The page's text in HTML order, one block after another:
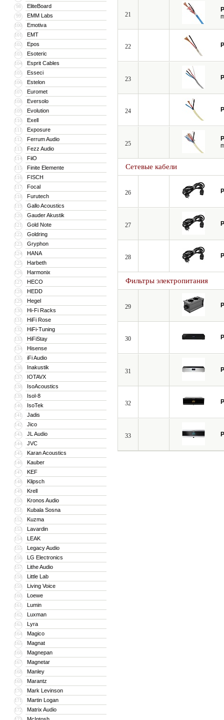
98 EliteBoard
99 EMM Labs
100 Emotiva
101 EMT
102 Epos
103 Esoteric
104 Esprit Cables
105 Esseci
106 Estelon
107 Euromet
108 Eversolo
109 Evolution
110 Exell
111 Exposure
112 Ferrum Audio
113 Fezz Audio
114 FiiO
115 Finite Elemente
116 FISCH
117 Focal
118 Furutech
119 Gallo Acoustics
120 Gauder Akustik
121 Gold Note
122 Goldring
123 Gryphon
124 HANA
125 Harbeth
126 Harmonix
127 HECO
128 HEDD
129 Hegel
130 Hi-Fi Racks
131 HiFi Rose
132 HiFi-Tuning
133 HiFiStay
134 Hisense
135 iFi Audio
136 Inakustik
137 IOTAVX
138 IsoAcoustics
139 Isol-8
140 IsoTek
141 Jadis
142 Jico
143 JL Audio
144 JVC
145 Karan Acoustics
146 Kauber
147 KEF
148 Klipsch
149 Krell
150 Kronos Audio
151 Kubala Sosna
152 Kuzma
153 Lavardin
154 LEAK
155 Legacy Audio
156 LG Electronics
157 Lithe Audio
158 Little Lab
159 Living Voice
160 Loewe
161 Lumin
162 Luxman
163 Lyra
164 Magico
165 Magnat
166 Magnepan
167 Magnetar
168 Manley
169 Marantz
170 Mark Levinson
171 Martin Logan
172 Matrix Audio
21
22
23
24
25
Сетевые кабели
26
27
28
Фильтры электропитания
29
30
31
32
33